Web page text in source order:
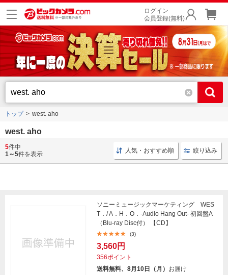
ログイン
会員登録(無料)
トップ west. aho
west. aho
初回盤 ソニーミュージックマーケティング ソニーミュー
5件中
1～5件を表示 人気・おすすめ順 絞り込み
ソニーミュージックマーケティング WES
T．/ A．H．O．-Audio Hang Out- 初回盤A
（Blu-ray Disc付） 【CD】
(3)
3,560円
356ポイント
送料無料、8月10日（月） お届け